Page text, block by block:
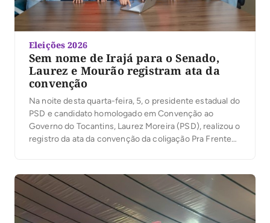
Eleições 2026
Sem nome de Irajá para o Senado,
Laurez e Mourão registram ata da
convenção
Na noite desta quarta-feira, 5, o presidente estadual do
PSD e candidato homologado em Convenção ao
Governo do Tocantins, Laurez Moreira (PSD), realizou o
registro da ata da convenção da coligação Pra Frente
das candidaturas da coligação, […]